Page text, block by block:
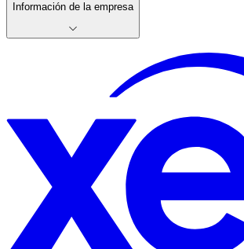
Información de la empresa